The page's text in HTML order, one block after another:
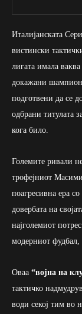
Италијанската
вистински
лигата имала
докажани
подготвени да се
одбрани титулата
кога било.
Големите ривали
трофејниот
поагресивна ера
довербата на
најголемиот
модерниот
Оваа “војна на
тактичко
води секој тим во